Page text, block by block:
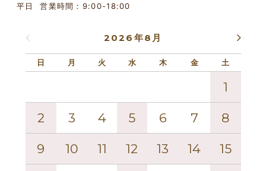
2026年8月
日 月 火 水 木 金 土
1
2 3 4 5 6 7 8
9 10 11 12 13 14 15
平日 営業時間：9:00-18:00